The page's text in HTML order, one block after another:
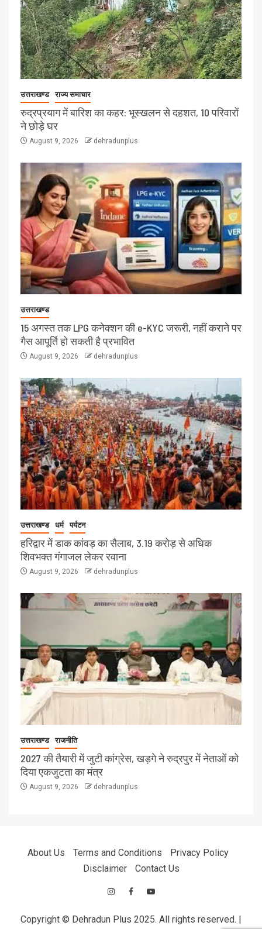
उत्तराखण्ड राज्य समाचार
रुद्रप्रयाग में बारिश का कहर: भूस्खलन से दहशत, 10 परिवारों
ने छोड़े घर
August 9, 2026 dehradunplus
उत्तराखण्ड
15 अगस्त तक LPG कनेक्शन की e-KYC जरूरी, नहीं कराने पर
गैस आपूर्ति हो सकती है प्रभावित
August 9, 2026 dehradunplus
उत्तराखण्ड धर्म पर्यटन
हरिद्वार में डाक कांवड़ का सैलाब, 3.19 करोड़ से अधिक
शिवभक्त गंगाजल लेकर रवाना
August 9, 2026 dehradunplus
उत्तराखण्ड राजनीति
2027 की तैयारी में जुटी कांग्रेस, खड़गे ने रुद्रपुर में नेताओं को
दिया एकजुटता का मंत्र
August 9, 2026 dehradunplus
About Us Terms and Conditions
Privacy Policy
Disclaimer
Contact Us
Copyright © Dehradun Plus 2025. All rights reserved. |